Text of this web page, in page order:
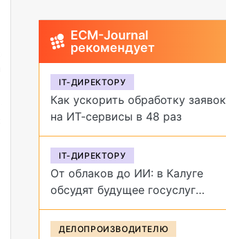
ECM-Journal
рекомендует
IT-ДИРЕКТОРУ
Как ускорить обработку заявок
на ИТ-сервисы в 48 раз
IT-ДИРЕКТОРУ
От облаков до ИИ: в Калуге
обсудят будущее госуслуг
на форуме «Цифровая
эволюция»
ДЕЛОПРОИЗВОДИТЕЛЮ